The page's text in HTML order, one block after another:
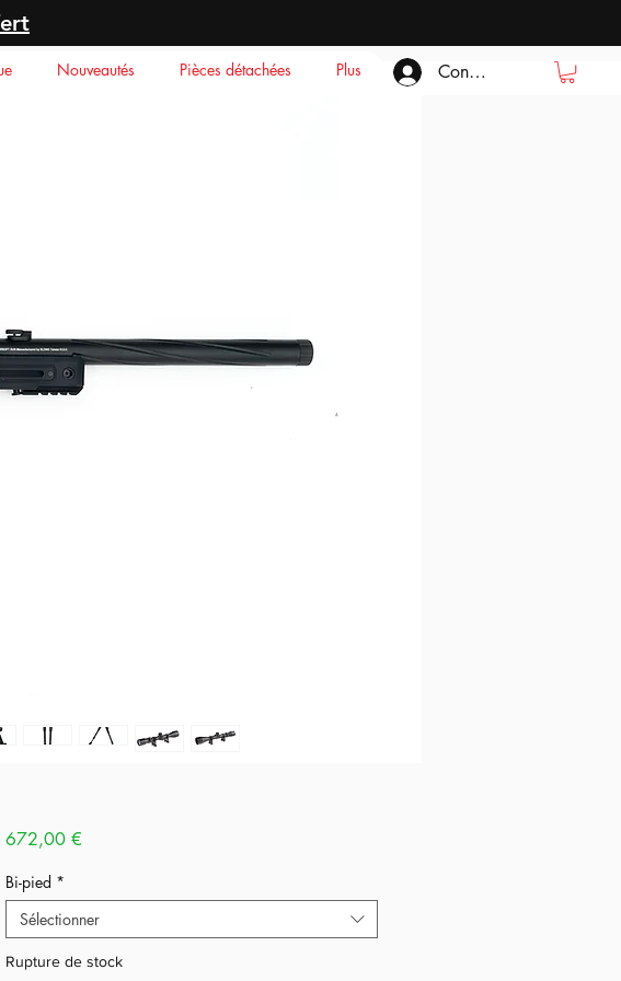
Nouveautés Pièces détachées Plus Connexion
672,00 €
Bi-pied *
Sélectionner
Rupture de stock